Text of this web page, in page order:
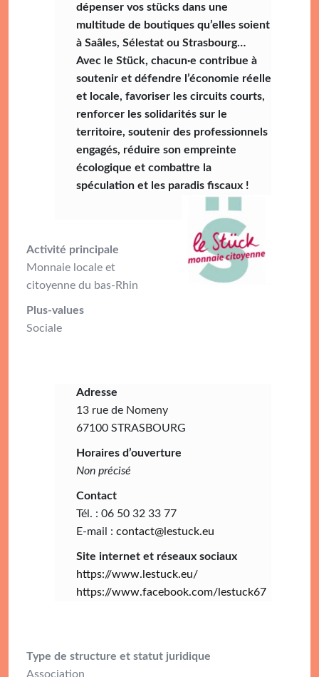
dépenser vos stücks dans une
multitude de boutiques qu’elles soient
à Saâles, Sélestat ou Strasbourg…
Avec le Stück, chacun·e contribue à
soutenir et défendre l’économie réelle
et locale, favoriser les circuits courts,
renforcer les solidarités sur le
territoire, soutenir des professionnels
engagés, réduire son empreinte
écologique et combattre la
spéculation et les paradis fiscaux !
Activité principale
Monnaie locale et
citoyenne du bas-Rhin
Plus-values
Sociale
Adresse
13 rue de Nomeny
67100 STRASBOURG
Horaires d’ouverture
Non précisé
Contact
Tél. : 06 50 32 33 77
E-mail : contact@lestuck.eu
Site internet et réseaux sociaux
https://www.lestuck.eu/
https://www.facebook.com/lestuck67
Type de structure et statut juridique
Association